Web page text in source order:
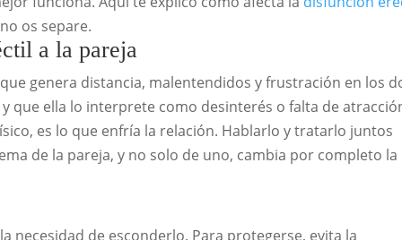
os separe.
a la pareja
genera distancia, malentendidos y frustración en los
que ella lo interprete como desinterés o falta de
es lo que enfría la relación. Hablarlo y tratarlo juntos
de la pareja, y no solo de uno, cambia por completo la
necesidad de esconderlo. Para protegerse, evita la